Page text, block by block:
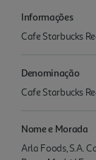
Informações
Cafe Starbucks
Denominação
Cafe Starbucks
Nome e Morada
Arla Foods, S.A.